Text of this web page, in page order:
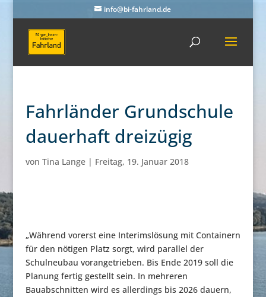
info@bi-fahrland.de
Fahrländer Grundschule
dauerhaft dreizügig
von Tina Lange| Freitag, 19. Januar 2018
„Während vorerst eine Interimslösung mit Containern
für den nötigen Platz sorgt, wird parallel der
Schulneubau vorangetrieben. Bis Ende 2019 soll die
Planung fertig gestellt sein. In mehreren
Bauabschnitten wird es allerdings bis 2026 dauern,